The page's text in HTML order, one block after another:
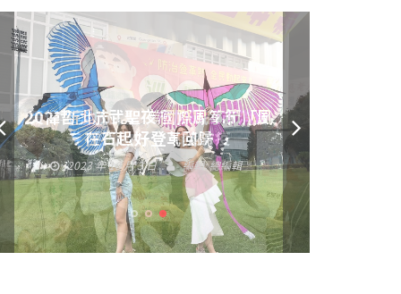
黃偉哲發放武聖夜市加碼夜市消費
券 呼籲做好登革熱防疫
2023 年 9 月 23 日 編輯:總編輯